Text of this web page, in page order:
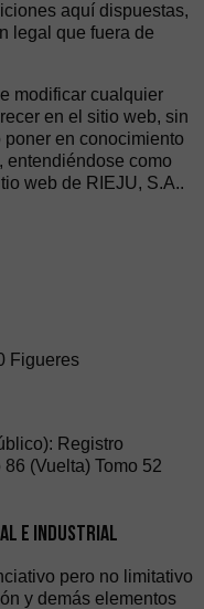
aquí dispuestas,
legal que fuera de
modificar cualquier
en el sitio web, sin
en conocimiento
entendiéndose como
web de RIEJU, S.A..
Figueres
Registro
(Vuelta) Tomo 52
E INDUSTRIAL
pero no limitativo
y demás elementos